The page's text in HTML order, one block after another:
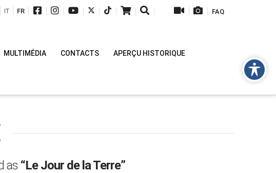
| | | | | | | | | FAQ
IT FR
MULTIMÉDIA CONTACTS APERÇU HISTORIQUE
as “Le Jour de la Terre”